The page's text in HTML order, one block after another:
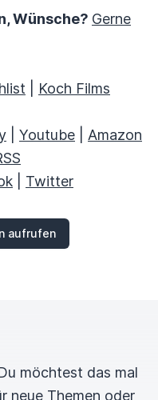
Wünsche? Gerne
Koch Films
Youtube
Amazon
Twitter
aufrufen
möchtest das mal
neue Themen oder